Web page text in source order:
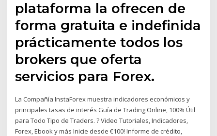
plataforma la ofrecen de
forma gratuita e indefinida
prácticamente todos los
brokers que oferta
servicios para Forex.
La Compañía InstaForex muestra indicadores económicos y
principales tasas de interés Guía de Trading Online, 100% Útil
para Todo Tipo de Traders. ? Video Tutoriales, Indicadores,
Forex, Ebook y más Inicie desde €100! Informe de crédito,